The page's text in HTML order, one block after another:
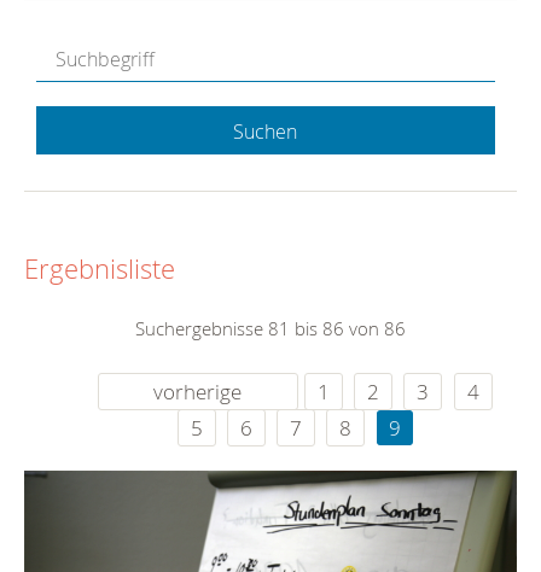
Suchen
Ergebnisliste
Suchergebnisse 81 bis 86 von 86
vorherige 1 2 3
4
5
6 7 8 9